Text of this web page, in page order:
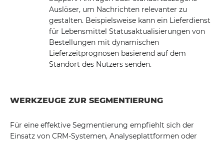
Auslöser, um Nachrichten relevanter zu
gestalten. Beispielsweise kann ein Lieferdienst
für Lebensmittel Statusaktualisierungen von
Bestellungen mit dynamischen
Lieferzeitprognosen basierend auf dem
Standort des Nutzers senden.
WERKZEUGE ZUR SEGMENTIERUNG
Für eine effektive Segmentierung empfiehlt sich der
Einsatz von CRM-Systemen, Analyseplattformen oder